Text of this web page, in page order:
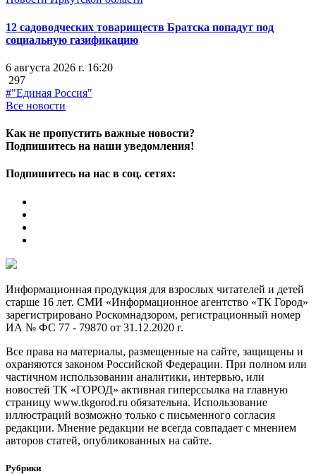
12 садоводческих товариществ Братска попадут под
социальную газификацию
6 августа 2026 г. 16:20
297
#"Единая Россия"
Все новости
Как не пропустить важные новости?
Подпишитесь на наши уведомления!
Подпишитесь на нас в соц. сетях:
Информационная продукция для взрослых читателей и детей
старше 16 лет. СМИ «Информационное агентство «ТК Город»
зарегистрировано Роскомнадзором, регистрационный номер
ИА № ФС 77 - 79870 от 31.12.2020 г.
Все права на материалы, размещенные на сайте, защищены и
охраняются законом Российской Федерации. При полном или
частичном использовании аналитики, интервью, или
новостей ТК «ГОРОД» активная гиперссылка на главную
страницу www.tkgorod.ru обязательна. Использование
иллюстраций возможно только с письменного согласия
редакции. Мнение редакции не всегда совпадает с мнением
авторов статей, опубликованных на сайте.
Рубрики